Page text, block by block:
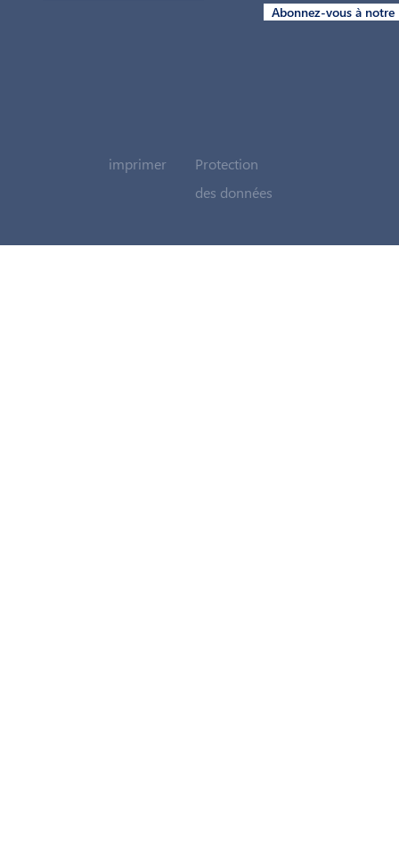
Abonnez-vous à notre
imprimer
Protection
des données